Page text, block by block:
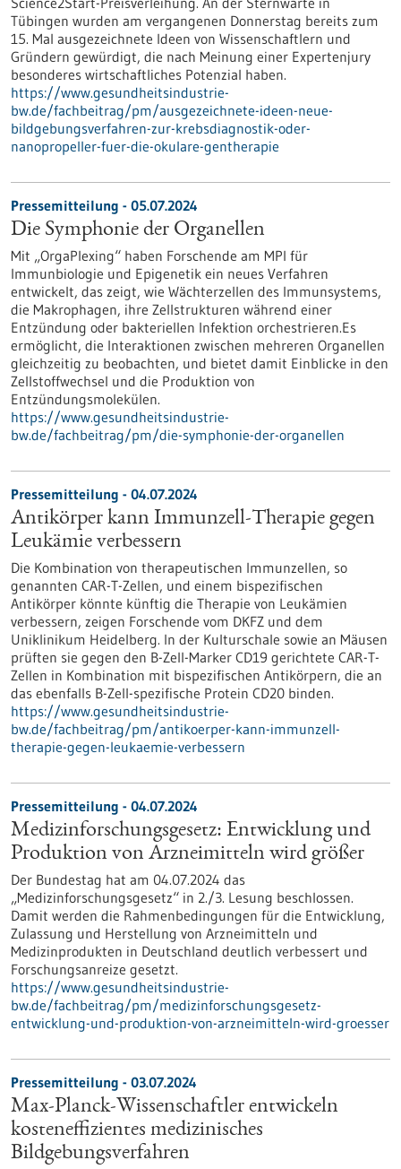
Tübingen wurden am vergangenen Donnerstag bereits zum
15. Mal ausgezeichnete Ideen von Wissenschaftlern und
Gründern gewürdigt, die nach Meinung einer Expertenjury
besonderes wirtschaftliches Potenzial haben.
https://www.gesundheitsindustrie-
bw.de/fachbeitrag/pm/ausgezeichnete-ideen-neue-
bildgebungsverfahren-zur-krebsdiagnostik-oder-
nanopropeller-fuer-die-okulare-gentherapie
Pressemitteilung - 05.07.2024
Die Symphonie der Organellen
Mit „OrgaPlexing“ haben Forschende am MPI für
Immunbiologie und Epigenetik ein neues Verfahren
entwickelt, das zeigt, wie Wächterzellen des Immunsystems,
die Makrophagen, ihre Zellstrukturen während einer
Entzündung oder bakteriellen Infektion orchestrieren.Es
ermöglicht, die Interaktionen zwischen mehreren Organellen
gleichzeitig zu beobachten, und bietet damit Einblicke in den
Zellstoffwechsel und die Produktion von
Entzündungsmolekülen.
https://www.gesundheitsindustrie-
bw.de/fachbeitrag/pm/die-symphonie-der-organellen
Pressemitteilung - 04.07.2024
Antikörper kann Immunzell-Therapie gegen
Leukämie verbessern
Die Kombination von therapeutischen Immunzellen, so
genannten CAR-T-Zellen, und einem bispezifischen
Antikörper könnte künftig die Therapie von Leukämien
verbessern, zeigen Forschende vom DKFZ und dem
Uniklinikum Heidelberg. In der Kulturschale sowie an Mäusen
prüften sie gegen den B-Zell-Marker CD19 gerichtete CAR-T-
Zellen in Kombination mit bispezifischen Antikörpern, die an
das ebenfalls B-Zell-spezifische Protein CD20 binden.
https://www.gesundheitsindustrie-
bw.de/fachbeitrag/pm/antikoerper-kann-immunzell-
therapie-gegen-leukaemie-verbessern
Pressemitteilung - 04.07.2024
Medizinforschungsgesetz: Entwicklung und
Produktion von Arzneimitteln wird größer
Der Bundestag hat am 04.07.2024 das
„Medizinforschungsgesetz“ in 2./3. Lesung beschlossen.
Damit werden die Rahmenbedingungen für die Entwicklung,
Zulassung und Herstellung von Arzneimitteln und
Medizinprodukten in Deutschland deutlich verbessert und
Forschungsanreize gesetzt.
https://www.gesundheitsindustrie-
bw.de/fachbeitrag/pm/medizinforschungsgesetz-
entwicklung-und-produktion-von-arzneimitteln-wird-groesser
Pressemitteilung - 03.07.2024
Max-Planck-Wissenschaftler entwickeln
kosteneffizientes medizinisches
Bildgebungsverfahren